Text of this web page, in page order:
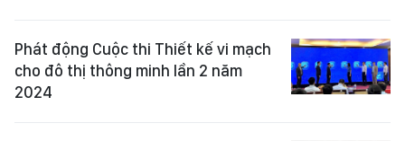
Phát động Cuộc thi Thiết kế vi mạch
cho đô thị thông minh lần 2 năm
2024